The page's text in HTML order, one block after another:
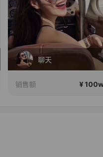
聊天
销售额 ¥